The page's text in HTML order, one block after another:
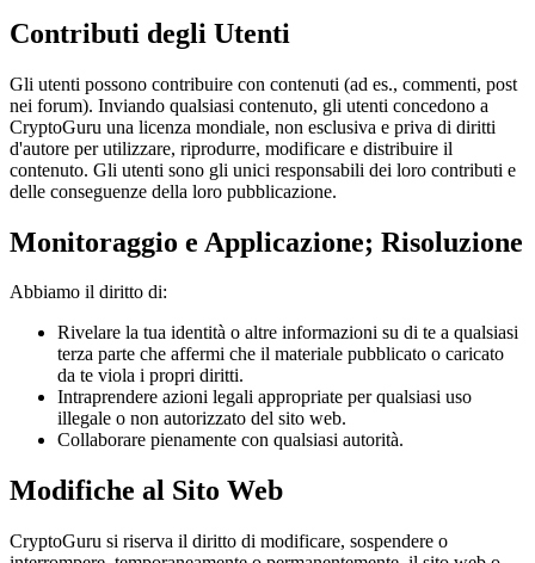
Contributi degli Utenti
Gli utenti possono contribuire con contenuti (ad es., commenti, post
nei forum). Inviando qualsiasi contenuto, gli utenti concedono a
CryptoGuru una licenza mondiale, non esclusiva e priva di diritti
d'autore per utilizzare, riprodurre, modificare e distribuire il
contenuto. Gli utenti sono gli unici responsabili dei loro contributi e
delle conseguenze della loro pubblicazione.
Monitoraggio e Applicazione; Risoluzione
Abbiamo il diritto di:
Rivelare la tua identità o altre informazioni su di te a qualsiasi
terza parte che affermi che il materiale pubblicato o caricato
da te viola i propri diritti.
Intraprendere azioni legali appropriate per qualsiasi uso
illegale o non autorizzato del sito web.
Collaborare pienamente con qualsiasi autorità.
Modifiche al Sito Web
CryptoGuru si riserva il diritto di modificare, sospendere o